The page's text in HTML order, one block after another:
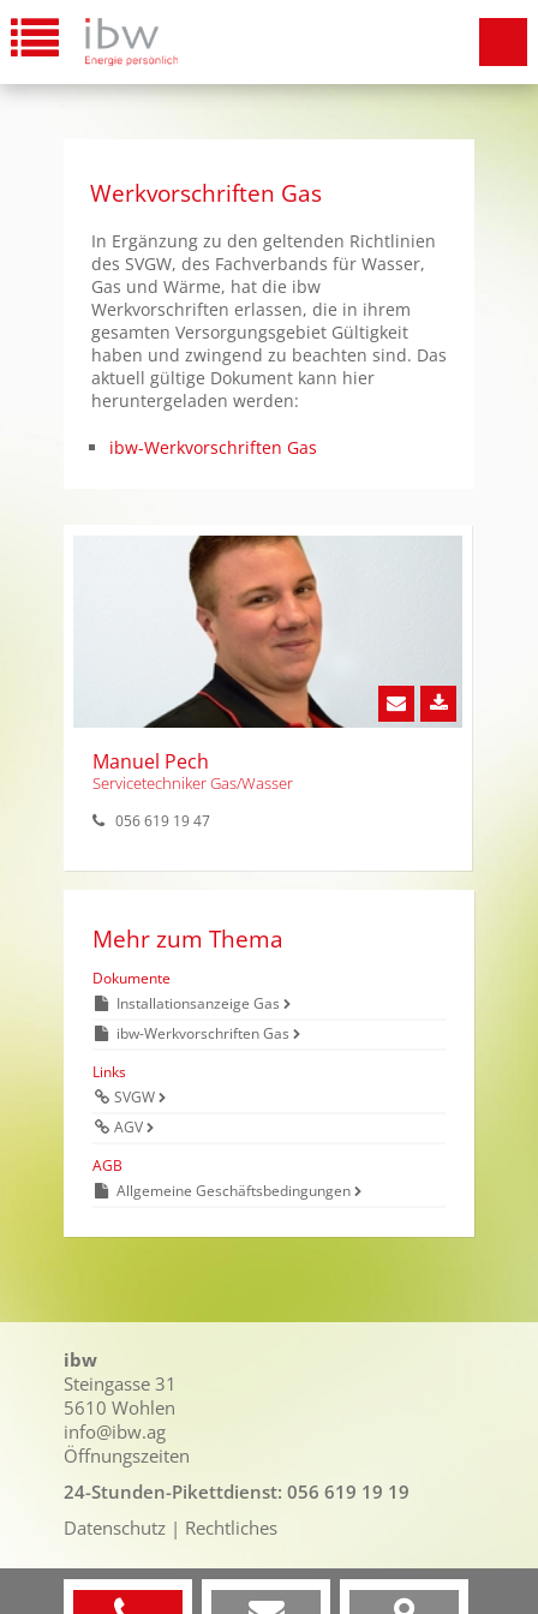
Werkvorschriften Gas
In Ergänzung zu den geltenden Richtlinien
des SVGW, des Fachverbands für Wasser,
Gas und Wärme, hat die ibw
Werkvorschriften erlassen, die in ihrem
gesamten Versorgungsgebiet Gültigkeit
haben und zwingend zu beachten sind. Das
aktuell gültige Dokument kann hier
heruntergeladen werden:
ibw-Werkvorschriften Gas
Manuel Pech
Servicetechniker Gas/Wasser
056 619 19 47
Mehr zum Thema
Dokumente
Installationsanzeige Gas
ibw-Werkvorschriften Gas
Links
SVGW
AGV
AGB
Allgemeine Geschäftsbedingungen
ibw
Steingasse 31
5610 Wohlen
info@ibw.ag
Öffnungszeiten
24-Stunden-Pikettdienst: 056 619 19 19
Datenschutz | Rechtliches